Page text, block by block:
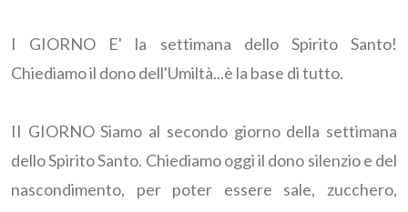
I GIORNO E' la settimana dello Spirito Santo!
Chiediamo il dono dell'Umiltà...è la base di tutto.
II GIORNO Siamo al secondo giorno della settimana
dello Spirito Santo. Chiediamo oggi il dono silenzio e del
nascondimento, per poter essere sale, zucchero,